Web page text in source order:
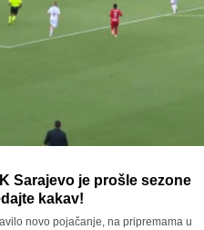
Sarajevo je prošle sezone
kakav!
novo pojačanje, na pripremama u